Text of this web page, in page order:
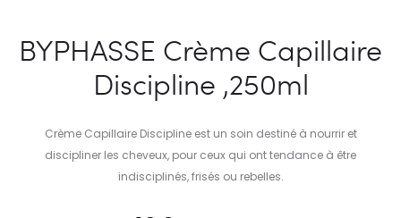
BYPHASSE Crème Capillaire
Discipline ,250ml
Crème Capillaire Discipline est un soin destiné à nourrir et
discipliner les cheveux, pour ceux qui ont tendance à être
indisciplinés, frisés ou rebelles.